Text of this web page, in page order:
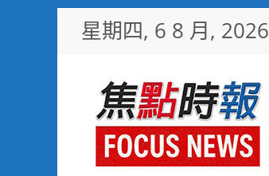
星期四, 6 8 月, 2026